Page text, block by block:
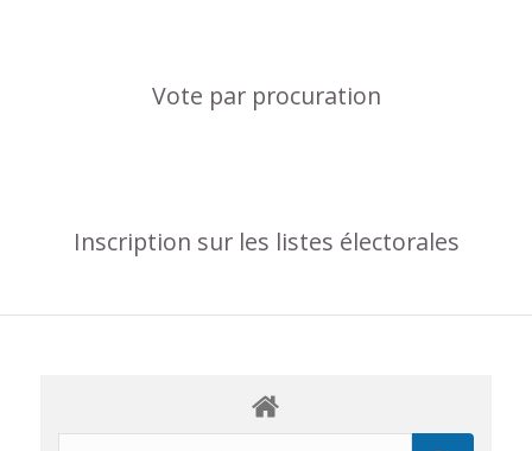
Vote par procuration
Inscription sur les listes électorales